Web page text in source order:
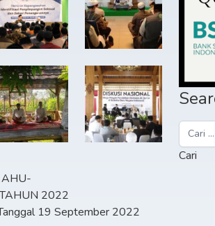
AHU-
2022
19 September 2022
Cari
untuk: